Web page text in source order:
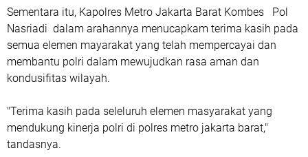
Sementara itu, Kapolres Metro Jakarta Barat Kombes Pol
Nasriadi dalam arahannya menucapkam terima kasih pada
semua elemen mayarakat yang telah mempercayai dan
membantu polri dalam mewujudkan rasa aman dan
kondusifitas wilayah.
"Terima kasih pada seleluruh elemen masyarakat yang
mendukung kinerja polri di polres metro jakarta barat,"
tandasnya.